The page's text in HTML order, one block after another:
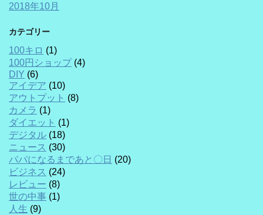
2018年10月
カテゴリー
100キロ (1)
100円ショップ(4)
DIY (6)
アイデア (10)
アウトプット (8)
カメラ (1)
ダイエット (1)
デジタル (18)
ニュース (30)
パパになるまであと〇日 (20)
ビジネス (24)
レビュー (8)
世の中事 (1)
人生 (9)